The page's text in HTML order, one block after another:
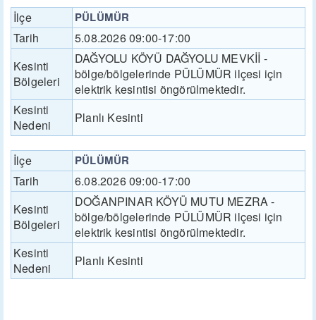
İlçe PÜLÜMÜR
Tarih
5.08.2026 09:00-17:00
Kesinti
Bölgeleri
DAĞYOLU KÖYÜ DAĞYOLU MEVKİİ -
bölge/bölgelerinde PÜLÜMÜR ilçesi için
elektrik kesintisi öngörülmektedir.
Kesinti
Nedeni
Planlı Kesinti
İlçe PÜLÜMÜR
Tarih
6.08.2026 09:00-17:00
Kesinti
Bölgeleri
DOĞANPINAR KÖYÜ MUTU MEZRA -
bölge/bölgelerinde PÜLÜMÜR ilçesi için
elektrik kesintisi öngörülmektedir.
Kesinti
Nedeni
Planlı Kesinti